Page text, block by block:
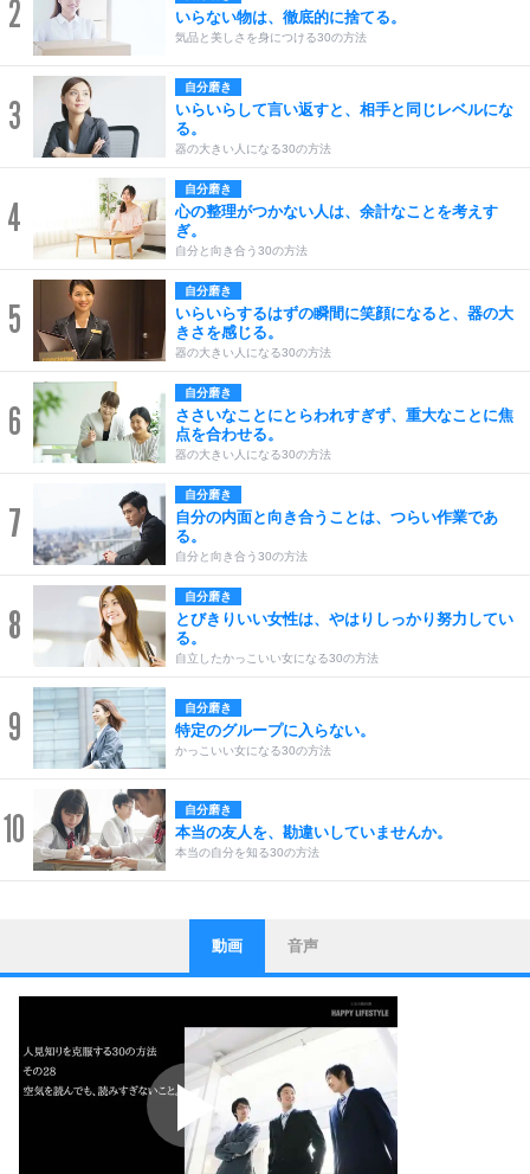
2 いらない物は、徹底的に捨てる。
気品と美しさを身につける30の方法
3
自分磨き
いらいらして言い返すと、相手と同じレベルにな
る。
器の大きい人になる30の方法
4
自分磨き
心の整理がつかない人は、余計なことを考えす
ぎ。
自分と向き合う30の方法
5
自分磨き
いらいらするはずの瞬間に笑顔になると、器の大
きさを感じる。
器の大きい人になる30の方法
6
自分磨き
ささいなことにとらわれすぎず、重大なことに焦
点を合わせる。
器の大きい人になる30の方法
7
自分磨き
自分の内面と向き合うことは、つらい作業であ
る。
自分と向き合う30の方法
8
自分磨き
とびきりいい女性は、やはりしっかり努力してい
る。
自立したかっこいい女になる30の方法
9 自分磨き
特定のグループに入らない。
かっこいい女になる30の方法
10 自分磨き
本当の友人を、勘違いしていませんか。
本当の自分を知る30の方法
1
ストレス対策
他人と比べない。
いっそのこと、他人を見ない。
いらいらしない人になる30の方法
プラス思考
ポジティブになれない原因は、行動しないから。
ポジティブ思考になる30の方法
ストレス対策
動画 音声